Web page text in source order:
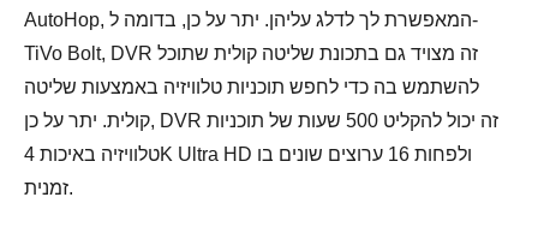
AutoHop, המאפשרת לך לדלג עליהן. יתר על כן, בדומה ל-
TiVo Bolt, DVR זה מצויד גם בתכונת שליטה קולית שתוכל
להשתמש בה כדי לחפש תוכניות טלוויזיה באמצעות שליטה
קולית. יתר על כן, DVR זה יכול להקליט 500 שעות של תוכניות
טלוויזיה באיכות 4K Ultra HD ולפחות 16 ערוצים שונים בו
זמנית.